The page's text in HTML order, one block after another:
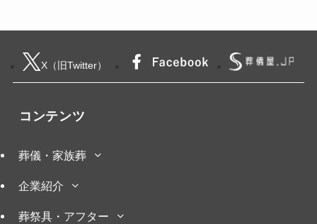
X（旧Twitter）
コンテンツ
葬儀・家族葬
企業紹介
葬祭具・アフター